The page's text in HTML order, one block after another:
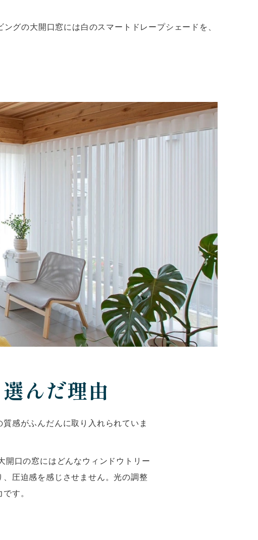
グの大開口窓には白のスマートドレープシェードを、
んだ理由
感がふんだんに取り入れられていま
開口の窓にはどんなウィンドウトリー
圧迫感を感じさせません。光の調整
す。